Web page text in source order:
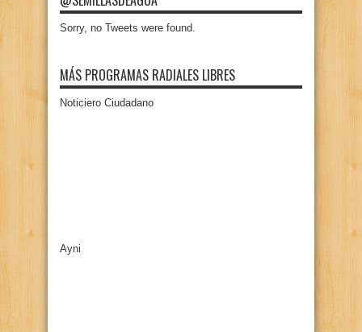
Sorry, no Tweets were found.
MÁS PROGRAMAS RADIALES LIBRES
Noticiero Ciudadano
Ayni